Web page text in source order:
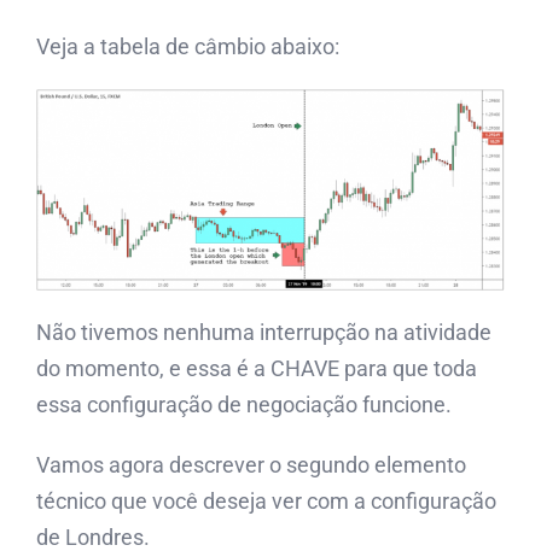
Veja a tabela de câmbio abaixo:
Não tivemos nenhuma interrupção na atividade
do momento, e essa é a CHAVE para que toda
essa configuração de negociação funcione.
Vamos agora descrever o segundo elemento
técnico que você deseja ver com a configuração
de Londres.